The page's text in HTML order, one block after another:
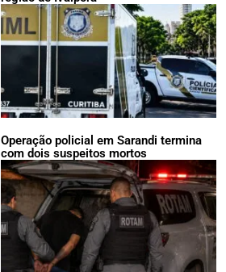
Operação policial em Sarandi termina
com dois suspeitos mortos